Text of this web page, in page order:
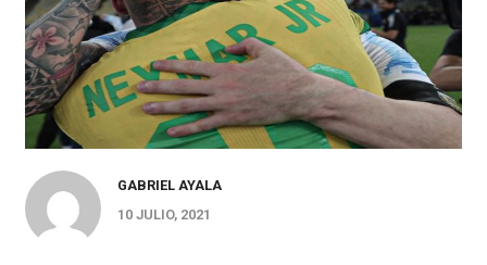
GABRIEL AYALA
10 JULIO, 2021